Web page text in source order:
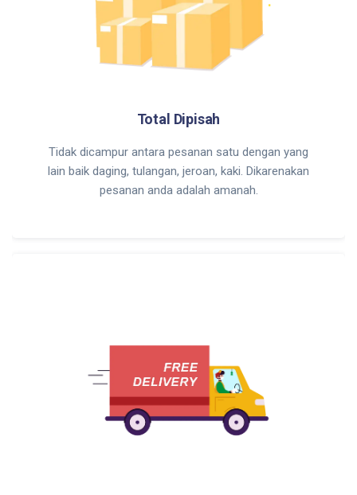
Total Dipisah
Tidak dicampur antara pesanan satu dengan yang
lain baik daging, tulangan, jeroan, kaki. Dikarenakan
pesanan anda adalah amanah.